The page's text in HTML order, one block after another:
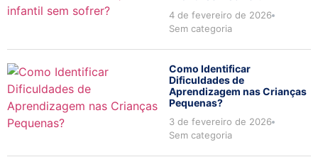
4 de fevereiro de 2026
Sem categoria
Como Identificar
Dificuldades de
Aprendizagem nas Crianças
Pequenas?
3 de fevereiro de 2026
Sem categoria